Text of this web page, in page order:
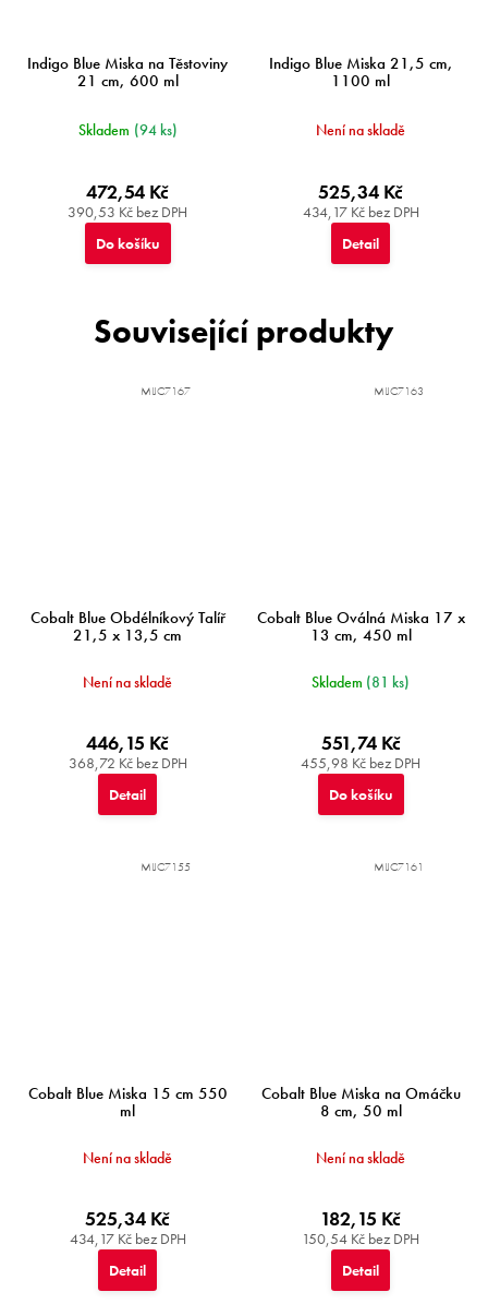
Indigo Blue Miska na Těstoviny
21 cm, 600 ml
Skladem (94 ks)
390,53 Kč bez DPH
472,54 Kč
Do košíku
Indigo Blue Miska 21,5 cm,
1100 ml
Není na skladě
434,17 Kč bez DPH
525,34 Kč
Detail
Související produkty
Cobalt Blue Obdélníkový Talíř
21,5 x 13,5 cm
Není na skladě
368,72 Kč bez DPH
446,15 Kč
Detail
MIJC7167
Cobalt Blue Oválná Miska 17 x
13 cm, 450 ml
Skladem (81 ks)
455,98 Kč bez DPH
551,74 Kč
Do košíku
MIJC7163
Cobalt Blue Miska 15 cm 550
ml
Není na skladě
434,17 Kč bez DPH
525,34 Kč
Detail
MIJC7155
Cobalt Blue Miska na Omáčku
8 cm, 50 ml
Není na skladě
150,54 Kč bez DPH
182,15 Kč
Detail
MIJC7161